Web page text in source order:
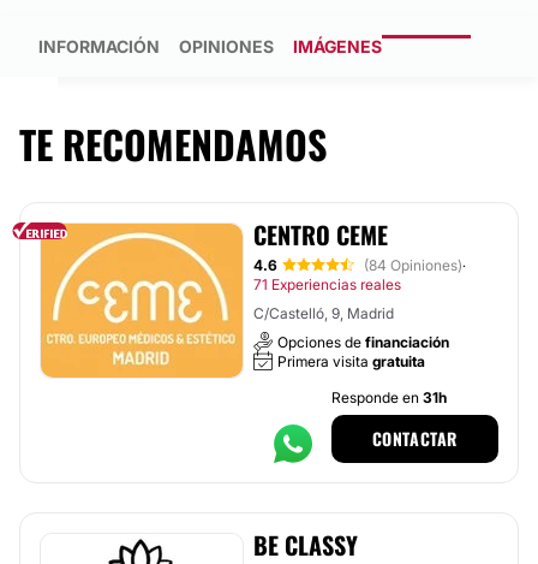
INFORMACIÓN OPINIONES IMÁGENES
TE RECOMENDAMOS
CENTRO CEME
4.6 (84 Opiniones)·
71 Experiencias reales
C/Castelló, 9, Madrid
Opciones de financiación
Primera visita gratuita
Responde en 31h
CONTACTAR
BE CLASSY